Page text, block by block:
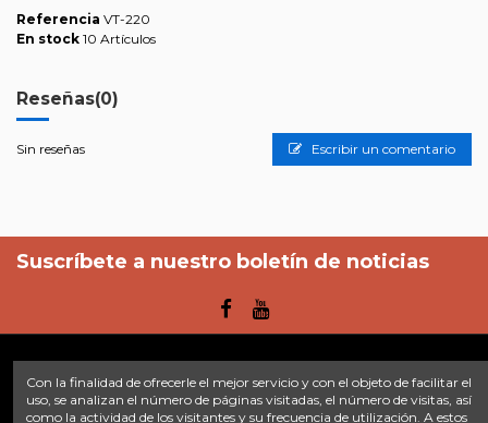
Referencia VT-220
En stock 10 Artículos
Reseñas(0)
Sin reseñas Escribir un comentario
Suscríbete a nuestro boletín de noticias
Enlaces
Con la finalidad de ofrecerle el mejor servicio y con el objeto de facilitar el
uso, se analizan el número de páginas visitadas, el número de visitas, así
como la actividad de los visitantes y su frecuencia de utilización. A estos